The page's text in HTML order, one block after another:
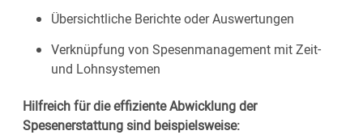
Übersichtliche Berichte oder Auswertungen
Verknüpfung von Spesenmanagement mit Zeit-
und Lohnsystemen
Hilfreich für die effiziente Abwicklung der
Spesenerstattung sind beispielsweise: